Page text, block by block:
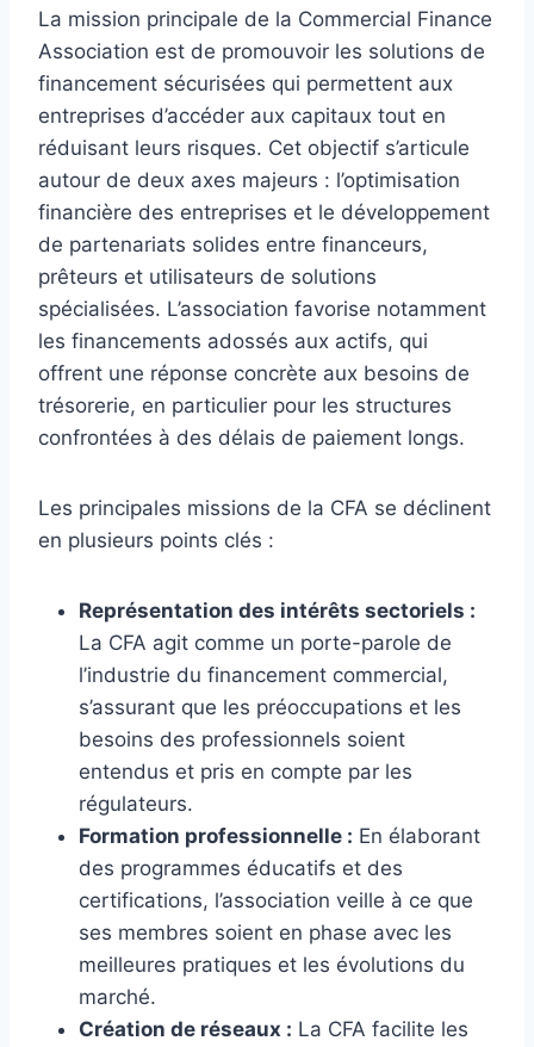
La mission principale de la Commercial Finance
Association est de promouvoir les solutions de
financement sécurisées qui permettent aux
entreprises d’accéder aux capitaux tout en
réduisant leurs risques. Cet objectif s’articule
autour de deux axes majeurs : l’optimisation
financière des entreprises et le développement
de partenariats solides entre financeurs,
prêteurs et utilisateurs de solutions
spécialisées. L’association favorise notamment
les financements adossés aux actifs, qui
offrent une réponse concrète aux besoins de
trésorerie, en particulier pour les structures
confrontées à des délais de paiement longs.
Les principales missions de la CFA se déclinent
en plusieurs points clés :
Représentation des intérêts sectoriels :
La CFA agit comme un porte-parole de
l’industrie du financement commercial,
s’assurant que les préoccupations et les
besoins des professionnels soient
entendus et pris en compte par les
régulateurs.
Formation professionnelle : En élaborant
des programmes éducatifs et des
certifications, l’association veille à ce que
ses membres soient en phase avec les
meilleures pratiques et les évolutions du
marché.
Création de réseaux : La CFA facilite les